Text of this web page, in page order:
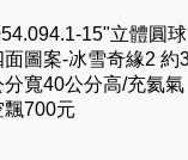
15"立體圓
面圖案-冰雪奇緣2 約
分寬40公分高/充氦氣
飄700元